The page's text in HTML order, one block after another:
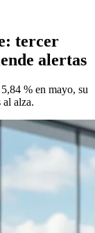
tercer
alertas
% en mayo, su
al alza.